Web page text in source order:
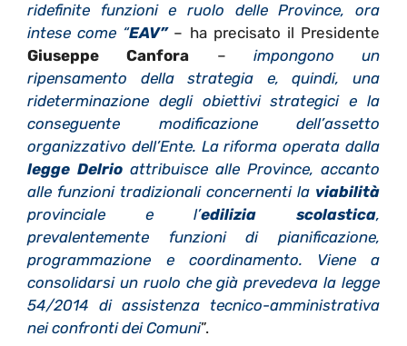
ridefinite funzioni e ruolo delle Province, ora
intese come “EAV” – ha precisato il Presidente
Giuseppe Canfora – impongono un
ripensamento della strategia e, quindi, una
rideterminazione degli obiettivi strategici e la
conseguente modificazione dell’assetto
organizzativo dell’Ente. La riforma operata dalla
legge Delrio attribuisce alle Province, accanto
alle funzioni tradizionali concernenti la viabilità
provinciale e l’edilizia scolastica,
prevalentemente funzioni di pianificazione,
programmazione e coordinamento. Viene a
consolidarsi un ruolo che già prevedeva la legge
54/2014 di assistenza tecnico-amministrativa
nei confronti dei Comuni”.